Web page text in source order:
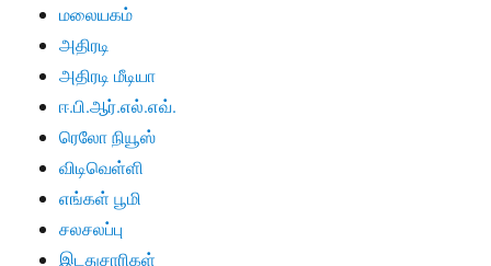
மலையகம்
அதிரடி
அதிரடி மீடியா
ஈ.பி.ஆர்.எல்.எவ்.
ரெலோ நியூஸ்
விடிவெள்ளி
எங்கள் பூமி
சலசலப்பு
இடதுசாரிகள்